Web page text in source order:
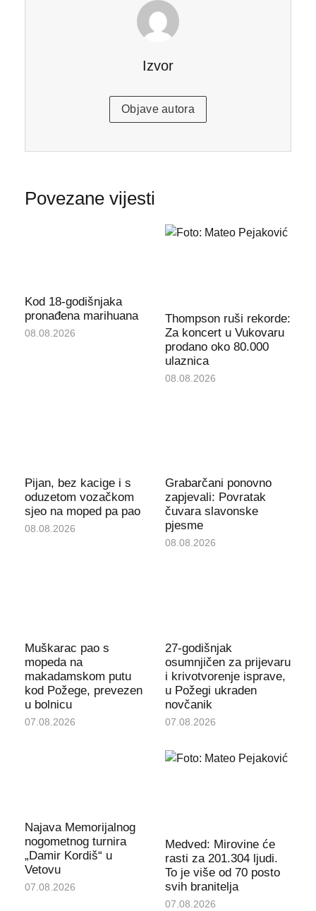
Izvor
Objave autora
Povezane vijesti
Kod 18-godišnjaka
pronađena marihuana
08.08.2026
Thompson ruši rekorde:
Za koncert u Vukovaru
prodano oko 80.000
ulaznica
08.08.2026
Pijan, bez kacige i s
oduzetom vozačkom
sjeo na moped pa pao
08.08.2026
Grabarčani ponovno
zapjevali: Povratak
čuvara slavonske
pjesme
08.08.2026
Muškarac pao s
mopeda na
makadamskom putu
kod Požege, prevezen
u bolnicu
07.08.2026
27-godišnjak
osumnjičen za prijevaru
i krivotvorenje isprave,
u Požegi ukraden
novčanik
07.08.2026
Najava Memorijalnog
nogometnog turnira
„Damir Kordiš“ u
Vetovu
07.08.2026
Medved: Mirovine će
rasti za 201.304 ljudi.
To je više od 70 posto
svih branitelja
07.08.2026